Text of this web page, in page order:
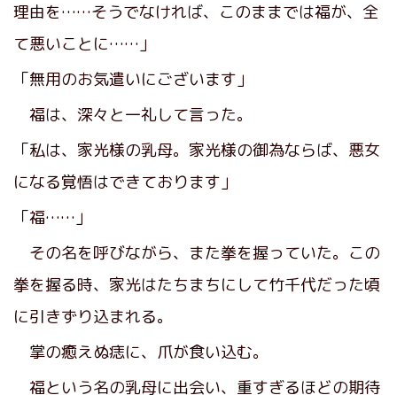
理由を……そうでなければ、このままでは福が、全
て悪いことに……」
「無用のお気遣いにございます」
福は、深々と一礼して言った。
「私は、家光様の乳母。家光様の御為ならば、悪女
になる覚悟はできております」
「福……」
その名を呼びながら、また拳を握っていた。この
拳を握る時、家光はたちまちにして竹千代だった頃
に引きずり込まれる。
掌の癒えぬ痣に、爪が食い込む。
福という名の乳母に出会い、重すぎるほどの期待